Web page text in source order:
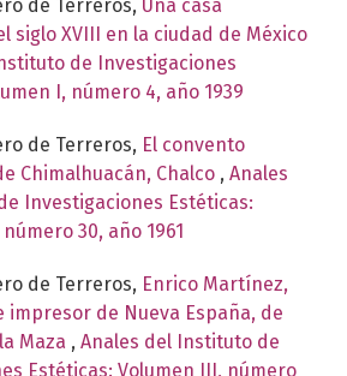
de Terreros, Una casa
siglo XVIII en la ciudad de México
de Investigaciones
I, número 4, año 1939
de Terreros, El convento
Chimalhuacán, Chalco , Anales
Investigaciones Estéticas:
30, año 1961
de Terreros, Enrico Martínez,
impresor de Nueva España, de
Maza , Anales del Instituto de
Estéticas: Volumen III, número